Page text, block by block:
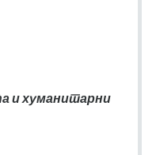
и хуманитарни